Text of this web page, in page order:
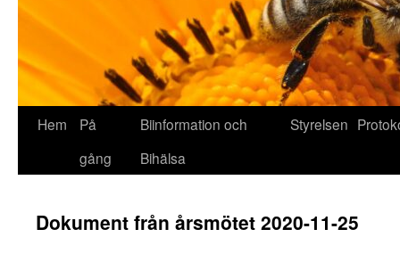
Hoppa
Hem
På
gång
Biinformation och
Bihälsa
Styrelsen
Dokument från årsmötet 2020-11-25